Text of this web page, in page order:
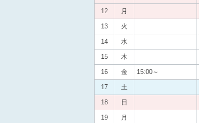
12 月
13 火
14 水
15 木
16 金 15:00～
17 土
18 日
19 月